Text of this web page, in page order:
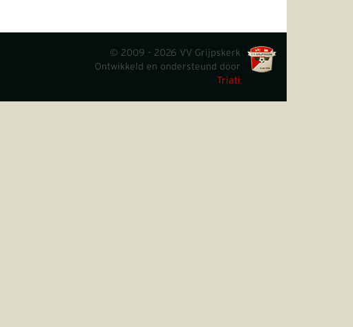
© 2009 - 2026 VV Grijpskerk
Ontwikkeld en ondersteund door
Triati